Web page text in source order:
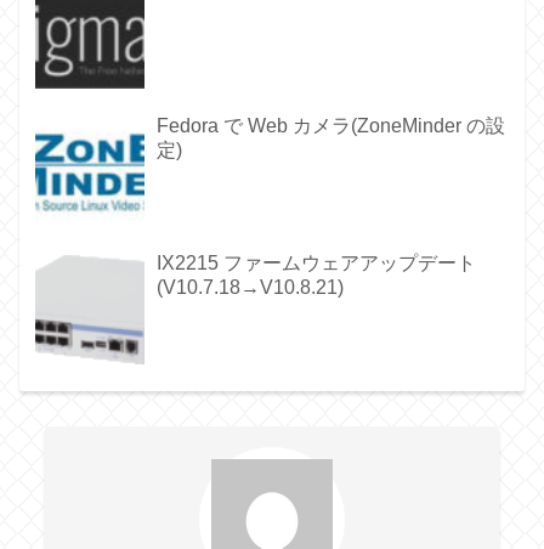
Fedora で Web カメラ(ZoneMinder の設
定)
IX2215 ファームウェアアップデート
(V10.7.18→V10.8.21)